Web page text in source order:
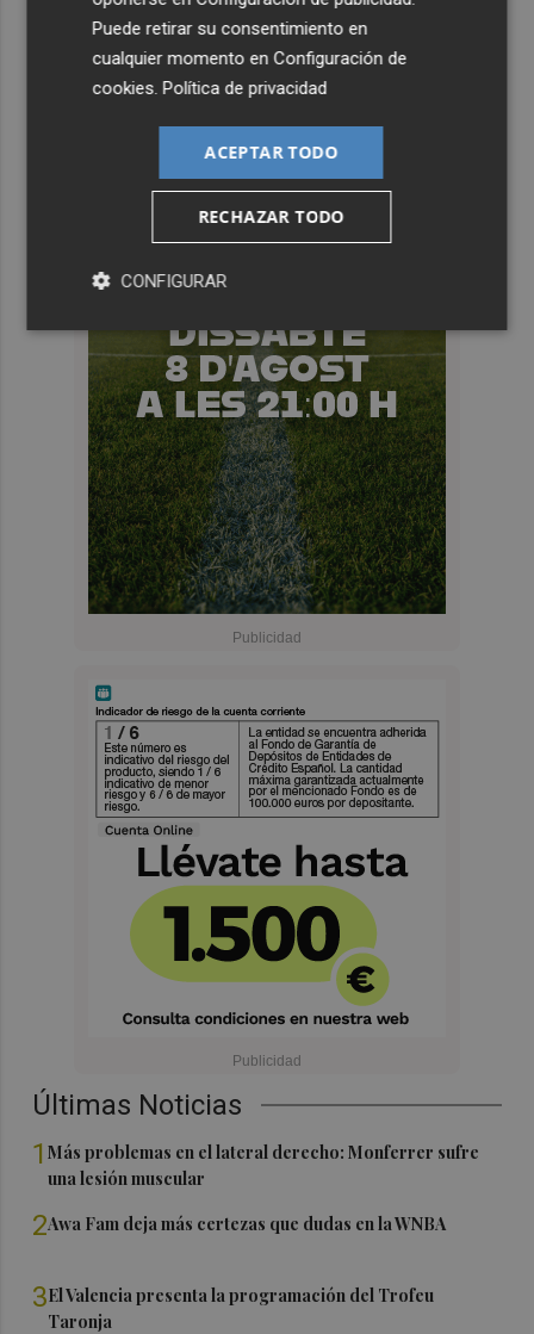
Últimas Noticias
1Más problemas en el lateral derecho: Monferrer sufre
una lesión muscular
2Awa Fam deja más certezas que dudas en la WNBA
3El Valencia presenta la programación del Trofeu
Taronja
Puede retirar su consentimiento en
cualquier momento enConfiguración de
cookies.Política de privacidad
ACEPTAR TODO
RECHAZAR TODO
CONFIGURAR